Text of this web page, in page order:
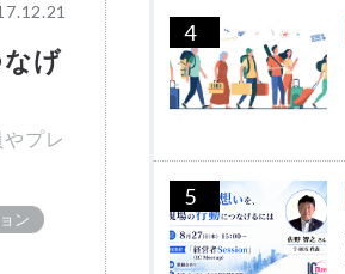
げ
プレ
ン
4
5